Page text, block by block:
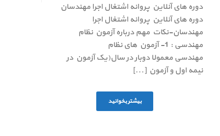
دوره های آنلاین پروانه اشتغال اجرا مهندسان
دوره های آنلاین پروانه اشتغال اجرا
مهندسان-نکات مهم درباره آزمون نظام
مهندسی : 1- آزمون های نظام
مهندسی معمولا دوبار در سال(یک آزمون در
نیمه اول و آزمون [...]
بیشتر بخوانید